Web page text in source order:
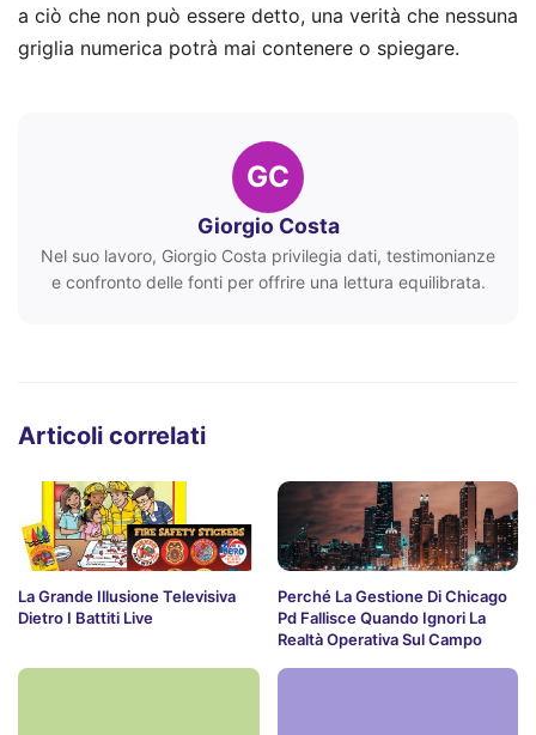
a ciò che non può essere detto, una verità che nessuna
griglia numerica potrà mai contenere o spiegare.
GC
Giorgio Costa
Nel suo lavoro, Giorgio Costa privilegia dati, testimonianze
e confronto delle fonti per offrire una lettura equilibrata.
Articoli correlati
La Grande Illusione Televisiva
Dietro I Battiti Live
Perché La Gestione Di Chicago
Pd Fallisce Quando Ignori La
Realtà Operativa Sul Campo